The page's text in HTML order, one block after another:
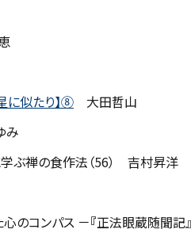
に似たり】⑧ 大田哲山
み
ぶ禅の食作法（56） 吉村昇洋
のコンパス －『正法眼蔵随聞